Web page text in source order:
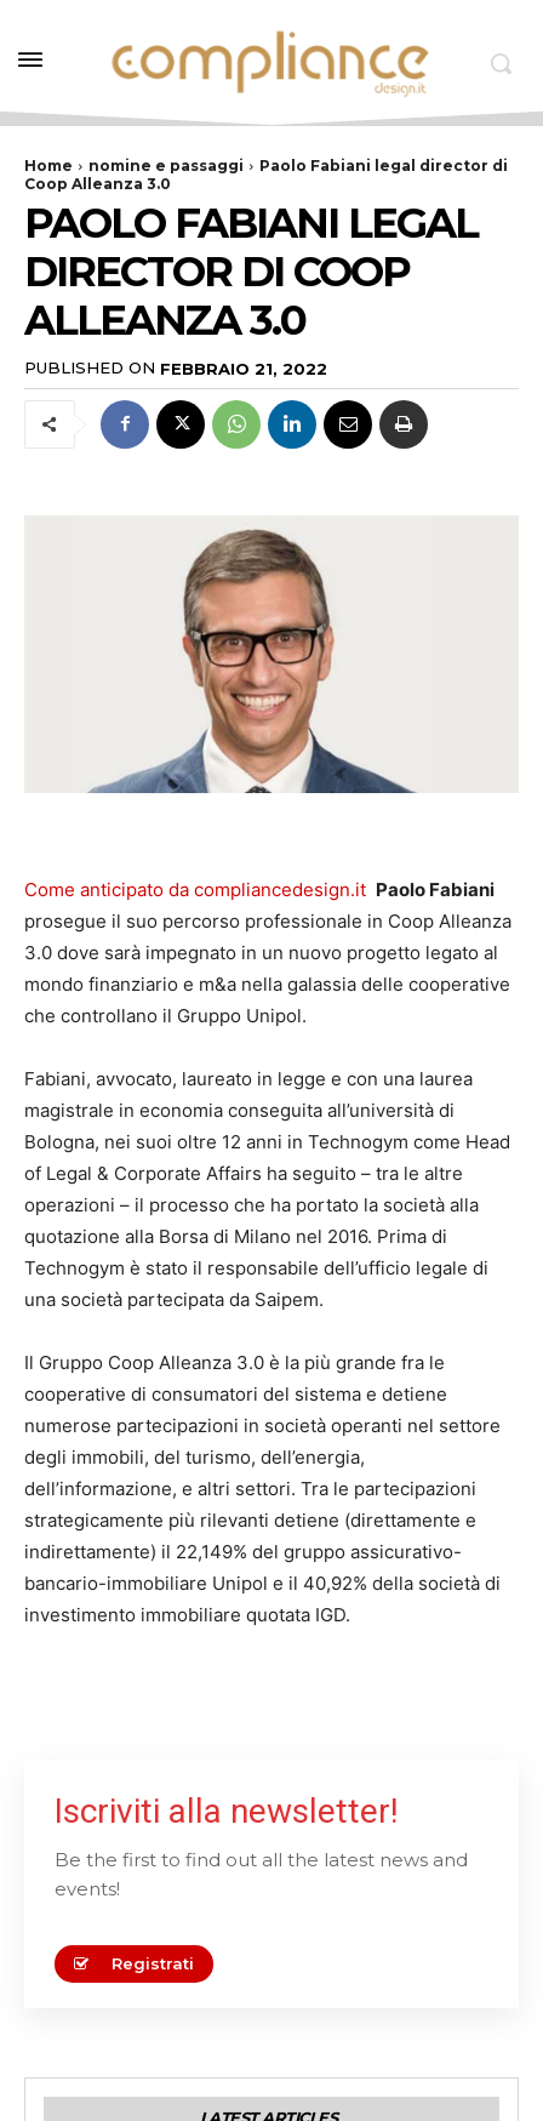
Home nomine e passaggi
Paolo Fabiani legal director di
Coop Alleanza 3.0
PAOLO FABIANI LEGAL
DIRECTOR DI COOP
ALLEANZA 3.0
PUBLISHED ON FEBBRAIO 21, 2022
Come anticipato da compliancedesign.it Paolo Fabiani
prosegue il suo percorso professionale in Coop Alleanza
3.0 dove sarà impegnato in un nuovo progetto legato al
mondo finanziario e m&a nella galassia delle cooperative
che controllano il Gruppo Unipol.
Fabiani, avvocato, laureato in legge e con una laurea
magistrale in economia conseguita all’università di
Bologna, nei suoi oltre 12 anni in Technogym come Head
of Legal & Corporate Affairs ha seguito – tra le altre
operazioni – il processo che ha portato la società alla
quotazione alla Borsa di Milano nel 2016. Prima di
Technogym è stato il responsabile dell’ufficio legale di
una società partecipata da Saipem.
Il Gruppo Coop Alleanza 3.0 è la più grande fra le
cooperative di consumatori del sistema e detiene
numerose partecipazioni in società operanti nel settore
degli immobili, del turismo, dell’energia,
dell’informazione, e altri settori. Tra le partecipazioni
strategicamente più rilevanti detiene (direttamente e
indirettamente) il 22,149% del gruppo assicurativo-
bancario-immobiliare Unipol e il 40,92% della società di
investimento immobiliare quotata IGD.
Iscriviti alla newsletter!
Be the first to find out all the latest news and
events!
Registrati